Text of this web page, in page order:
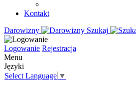
Kontakt
Darowizny
Szukaj
Logowanie Rejestracja
Menu
Języki
Select Language ▼